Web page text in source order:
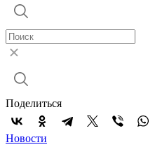
Поделиться
Новости